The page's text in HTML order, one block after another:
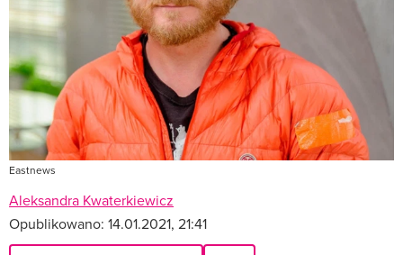
Eastnews
Aleksandra Kwaterkiewicz
Opublikowano: 14.01.2021, 21:41